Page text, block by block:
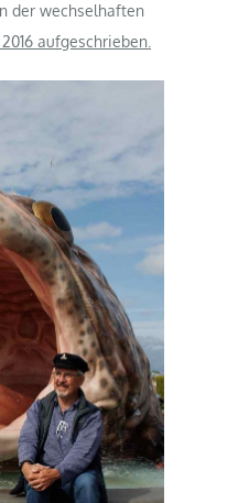
der wechselhaften
aufgeschrieben.